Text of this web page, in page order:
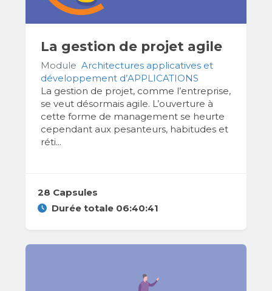
La gestion de projet agile
Module Architectures applicatives et
développement d’APPLICATIONS
La gestion de projet, comme l’entreprise,
se veut désormais agile. L’ouverture à
cette forme de management se heurte
cependant aux pesanteurs, habitudes et
réti...
28 Capsules
Durée totale 06:40:41